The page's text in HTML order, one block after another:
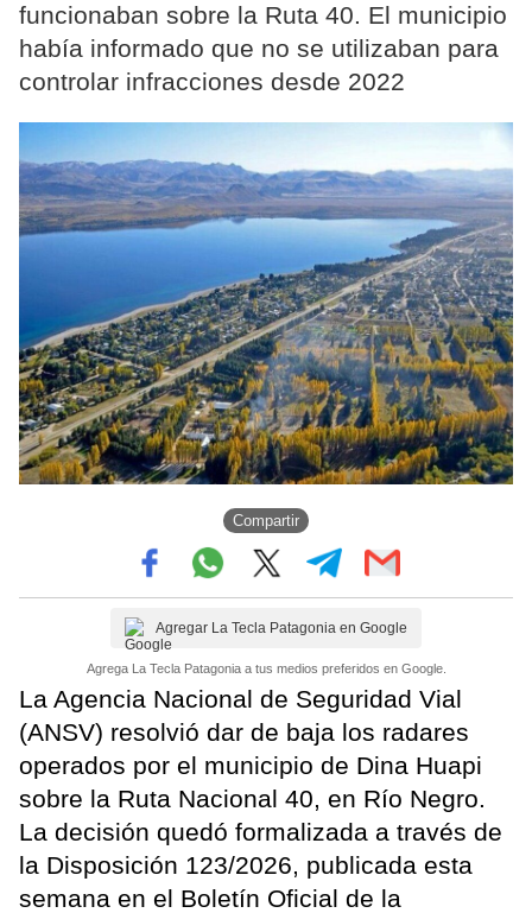
funcionaban sobre la Ruta 40. El municipio
había informado que no se utilizaban para
controlar infracciones desde 2022
Compartir
Agregar La Tecla Patagonia en Google
Agrega La Tecla Patagonia a tus medios preferidos en Google.
La Agencia Nacional de Seguridad Vial
(ANSV) resolvió dar de baja los radares
operados por el municipio de Dina Huapi
sobre la Ruta Nacional 40, en Río Negro.
La decisión quedó formalizada a través de
la Disposición 123/2026, publicada esta
semana en el Boletín Oficial de la